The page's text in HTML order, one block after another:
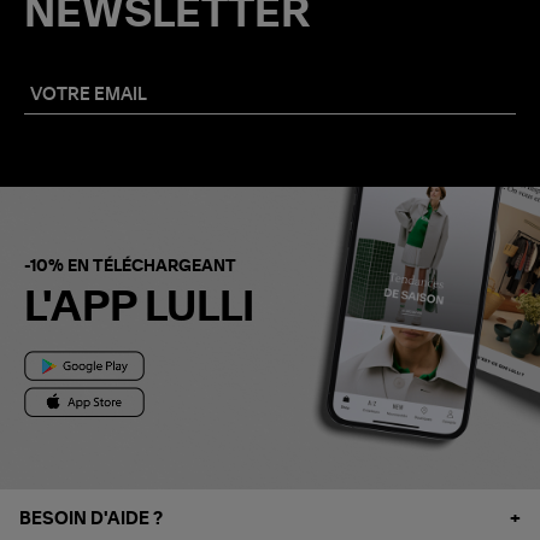
NEWSLETTER
-10% EN TÉLÉCHARGEANT
L'APP LULLI
BESOIN D'AIDE ?